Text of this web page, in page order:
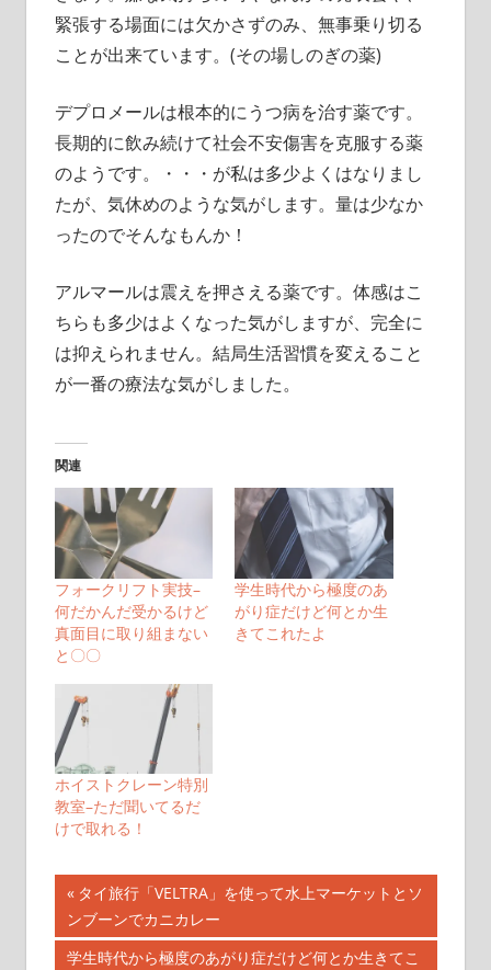
緊張する場面には欠かさずのみ、無事乗り切る
ことが出来ています。(その場しのぎの薬)
デプロメールは根本的にうつ病を治す薬です。
長期的に飲み続けて社会不安傷害を克服する薬
のようです。・・・が私は多少よくはなりまし
たが、気休めのような気がします。量は少なか
ったのでそんなもんか！
アルマールは震えを押さえる薬です。体感はこ
ちらも多少はよくなった気がしますが、完全に
は抑えられません。結局生活習慣を変えること
が一番の療法な気がしました。
関連
フォークリフト実技–
何だかんだ受かるけど
真面目に取り組まない
と〇〇
学生時代から極度のあ
がり症だけど何とか生
きてこれたよ
ホイストクレーン特別
教室–ただ聞いてるだ
けで取れる！
投
稿
前
の
記
タイ旅行「VELTRA」を使って水上マーケットとソ
ンブーンでカニカレー
次
学生時代から極度のあがり症だけど何とか生きてこ